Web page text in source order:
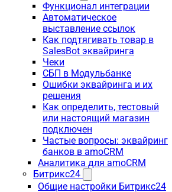
Функционал интеграции
Автоматическое
выставление ссылок
Как подтягивать товар в
SalesBot эквайринга
Чеки
СБП в Модульбанке
Ошибки эквайринга и их
решения
Как определить, тестовый
или настоящий магазин
подключен
Частые вопросы: эквайринг
банков в amoCRM
Аналитика для amoCRM
Битрикс24
Общие настройки Битрикс24